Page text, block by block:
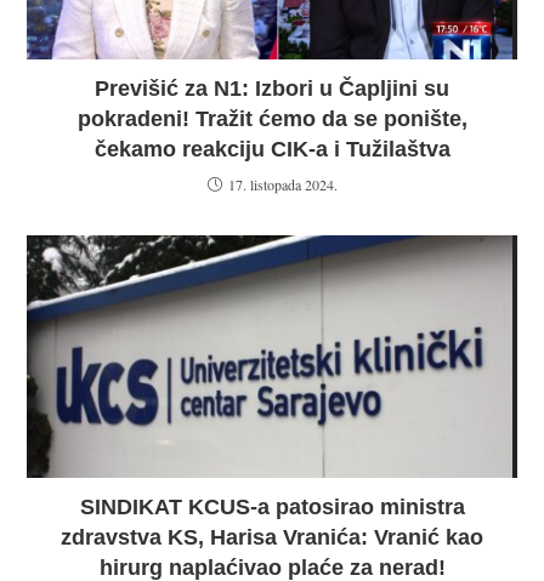
Previšić za N1: Izbori u Čapljini su
pokradeni! Tražit ćemo da se ponište,
čekamo reakciju CIK-a i Tužilaštva
17. listopada 2024.
SINDIKAT KCUS-a patosirao ministra
zdravstva KS, Harisa Vranića: Vranić kao
hirurg naplaćivao plaće za nerad!